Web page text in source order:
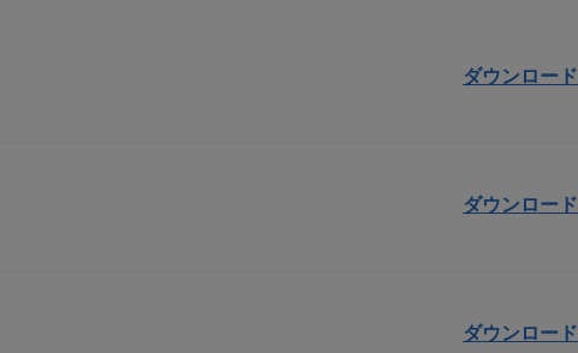
ダウンロード
ダウンロード
ダウンロード